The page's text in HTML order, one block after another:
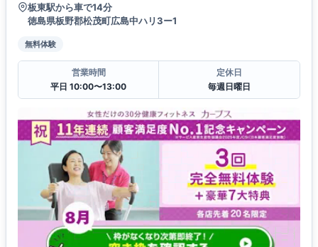
板東駅から車で14分
徳島県板野郡松茂町広島中ハリ3ー1
無料体験
営業時間
平日 10:00〜13:00
定休日
毎週日曜日